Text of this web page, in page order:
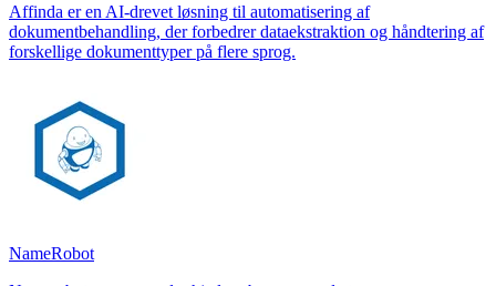
Affinda er en AI-drevet løsning til automatisering af
dokumentbehandling, der forbedrer dataekstraktion og håndtering af
forskellige dokumenttyper på flere sprog.
NameRobot